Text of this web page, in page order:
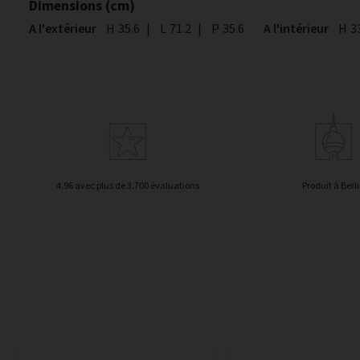
Dimensions (cm)
A l'extérieur Hauteur
H 35.6 | Largeur
L 71.2 | Profondeur
P 35.6 A l'intérieur H
4.96 avec plus de 3.700 évaluations Produit à